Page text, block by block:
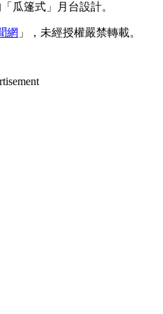
瓜篷式」月台設計。
網 」，未經授權嚴禁轉載。